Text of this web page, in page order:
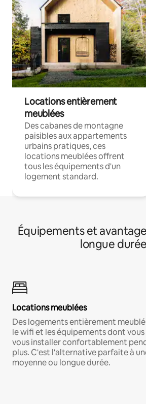
Locations entièrement
meublées
Des cabanes de montagne
paisibles aux appartements
urbains pratiques, ces
locations meublées offrent
tous les équipements d'un
logement standard.
Équipements et
longue durée
Locations meublées
Des logements entièrement
le wifi et les équipements dont
vous installer confortablement
plus. C'est l'alternative parfaite à
moyenne ou longue durée.